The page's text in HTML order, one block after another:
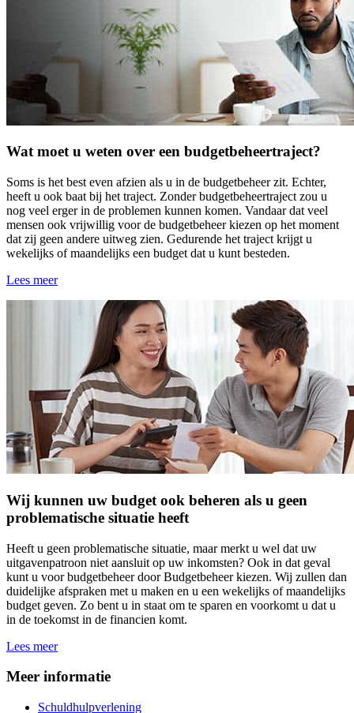
Wat moet u weten over een budgetbeheertraject?
Soms is het best even afzien als u in de budgetbeheer zit. Echter,
heeft u ook baat bij het traject. Zonder budgetbeheertraject zou u
nog veel erger in de problemen kunnen komen. Vandaar dat veel
mensen ook vrijwillig voor de budgetbeheer kiezen op het moment
dat zij geen andere uitweg zien. Gedurende het traject krijgt u
wekelijks of maandelijks een budget dat u kunt besteden.
Lees meer
Wij kunnen uw budget ook beheren als u geen
problematische situatie heeft
Heeft u geen problematische situatie, maar merkt u wel dat uw
uitgavenpatroon niet aansluit op uw inkomsten? Ook in dat geval
kunt u voor budgetbeheer door Budgetbeheer kiezen. Wij zullen dan
duidelijke afspraken met u maken en u een wekelijks of maandelijks
budget geven. Zo bent u in staat om te sparen en voorkomt u dat u
in de toekomst in de financien komt.
Lees meer
Meer informatie
Schuldhulpverlening